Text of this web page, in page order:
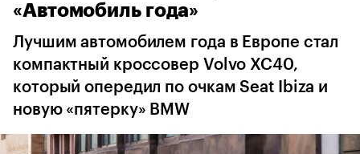
«Автомобиль года»
Лучшим автомобилем года в Европе стал
компактный кроссовер Volvo XC40,
который опередил по очкам Seat Ibiza и
новую «пятерку» BMW